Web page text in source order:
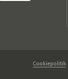
Cookiepolitik